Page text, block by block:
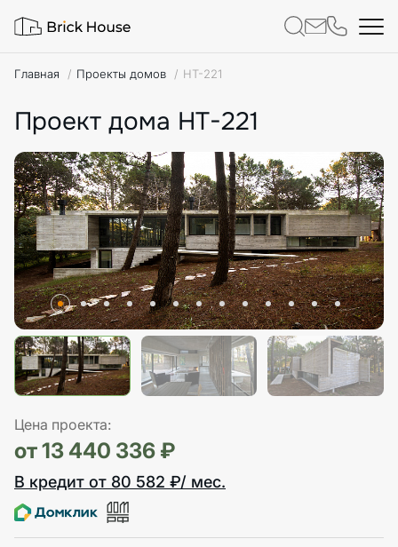
Главная Проекты домов HT-221
Проект дома HT-221
Цена проекта:
от 13 440 336 ₽
В кредит от 80 582 ₽/ мес.